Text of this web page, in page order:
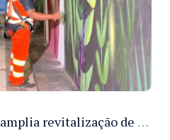
Prefeitura de Manaus amplia revitalização de viadutos com pintura em grafite e instalação de LED